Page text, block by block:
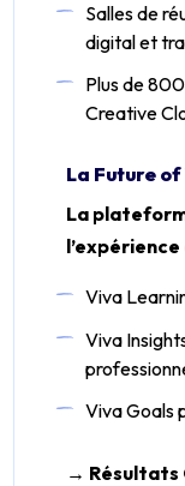
Salles de
digital et
Plus de
Creative
La Future
La
Viva
Viva
Viva Goals
→ Résultats